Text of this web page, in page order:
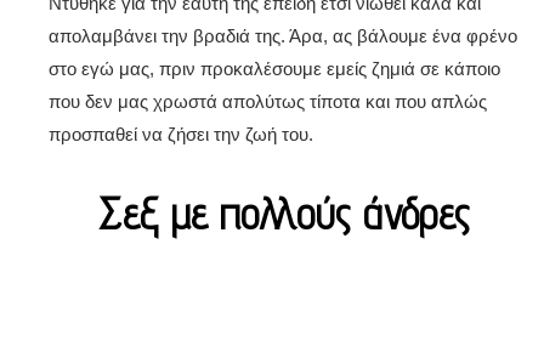
απολαμβάνει την βραδιά της. Άρα, ας βάλουμε ένα φρένο
στο εγώ μας, πριν προκαλέσουμε εμείς ζημιά σε κάποιο
που δεν μας χρωστά απολύτως τίποτα και που απλώς
προσπαθεί να ζήσει την ζωή του.
Σεξ με πολλούς άνδρες